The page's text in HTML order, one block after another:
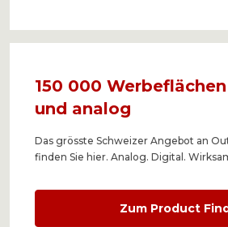
150 000
und analog
Das grösste Schweizer Angebot an
finden Sie hier. Analog. Digital.
Zum Product